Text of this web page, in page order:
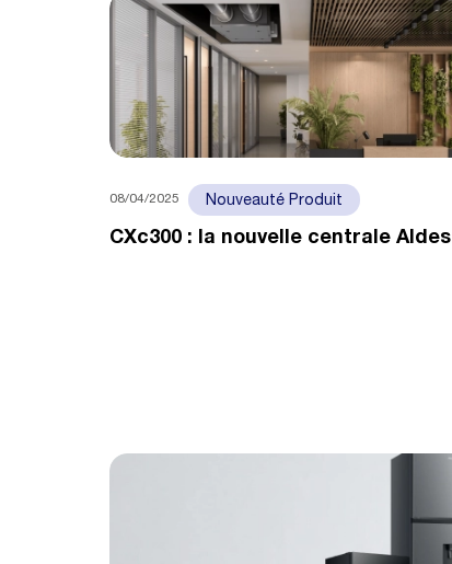
08/04/2025 Nouveauté Produit
CXc300 : la nouvelle centrale Aldes